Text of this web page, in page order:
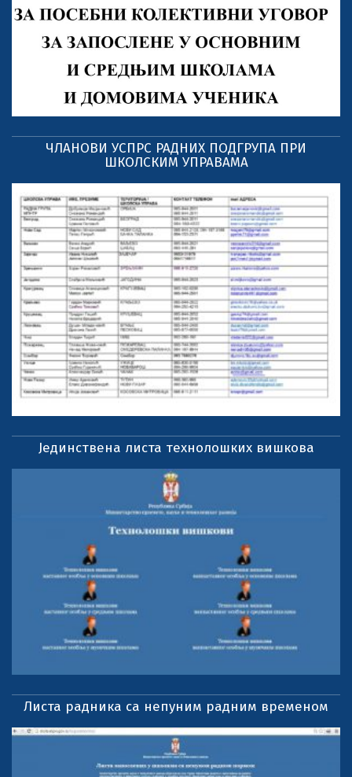
ЧЛАНОВИ УСПРС РАДНИХ ПОДГРУПА ПРИ
ШКОЛСКИМ УПРАВАМА
Јединствена листа технолошких вишкова
Листа радника са непуним радним временом